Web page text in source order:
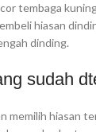
tembaga
hiasan
dinding.
sudah
memilih hiasan